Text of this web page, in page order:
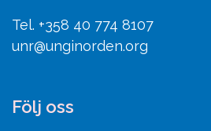
Tel. +358 40 774 8107
unr@unginorden.org
Följ oss